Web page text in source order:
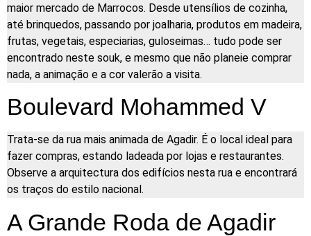
maior mercado de Marrocos. Desde utensílios de cozinha,
até brinquedos, passando por joalharia, produtos em madeira,
frutas, vegetais, especiarias, guloseimas… tudo pode ser
encontrado neste souk, e mesmo que não planeie comprar
nada, a animação e a cor valerão a visita.
Boulevard Mohammed V
Trata-se da rua mais animada de Agadir. É o local ideal para
fazer compras, estando ladeada por lojas e restaurantes.
Observe a arquitectura dos edifícios nesta rua e encontrará
os traços do estilo nacional.
A Grande Roda de Agadir